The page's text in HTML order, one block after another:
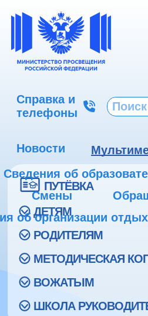
Справка и
телефоны
Новости
Сведения об
Смены
об организации
ПУТЁВКА
ДЕТЯМ
РОДИТЕЛЯМ
МЕТОДИЧЕСКАЯ
ВОЖАТЫМ
ШКОЛА